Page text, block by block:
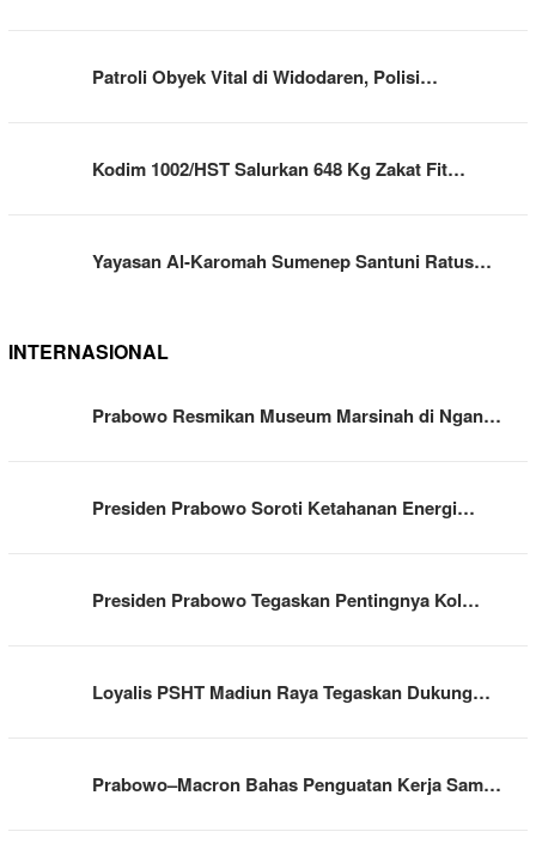
Patroli Obyek Vital di Widodaren, Polisi…
Kodim 1002/HST Salurkan 648 Kg Zakat Fit…
Yayasan Al-Karomah Sumenep Santuni Ratus…
INTERNASIONAL
Prabowo Resmikan Museum Marsinah di Ngan…
Presiden Prabowo Soroti Ketahanan Energi…
Presiden Prabowo Tegaskan Pentingnya Kol…
Loyalis PSHT Madiun Raya Tegaskan Dukung…
Prabowo–Macron Bahas Penguatan Kerja Sam…